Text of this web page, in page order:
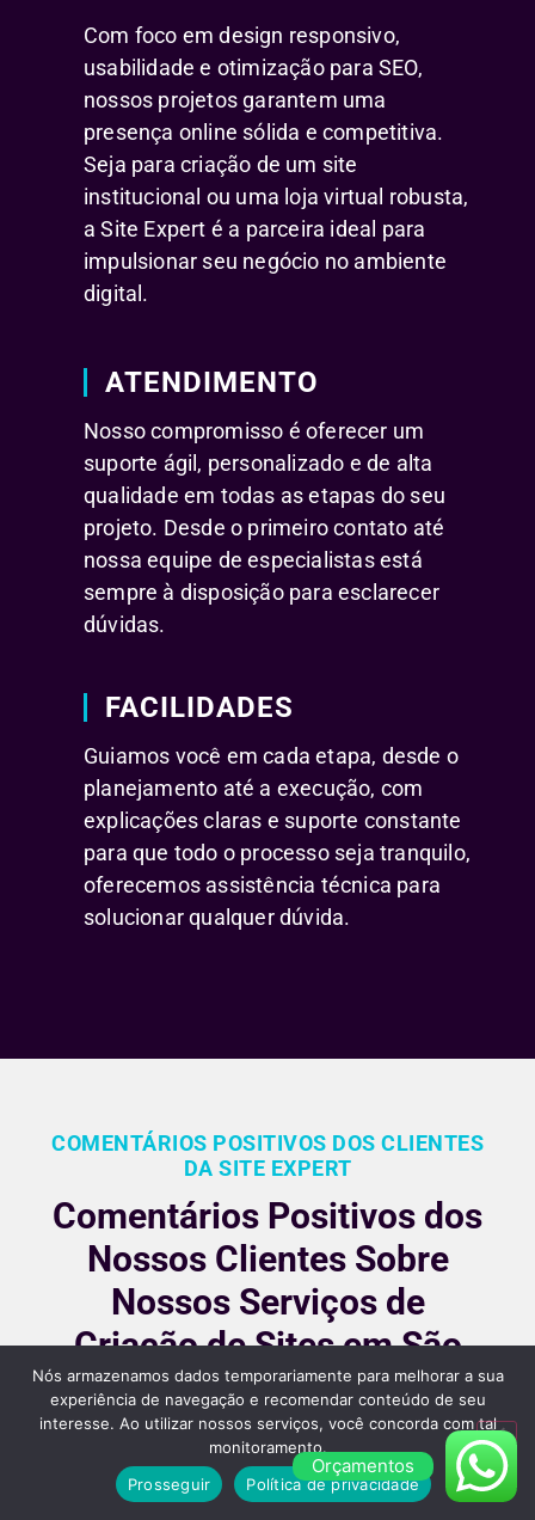
Com foco em design responsivo,
usabilidade e otimização para SEO,
nossos projetos garantem uma
presença online sólida e competitiva.
Seja para criação de um site
institucional ou uma loja virtual robusta,
a Site Expert é a parceira ideal para
impulsionar seu negócio no ambiente
digital.
ATENDIMENTO
Nosso compromisso é oferecer um
suporte ágil, personalizado e de alta
qualidade em todas as etapas do seu
projeto. Desde o primeiro contato até
nossa equipe de especialistas está
sempre à disposição para esclarecer
dúvidas.
FACILIDADES
Guiamos você em cada etapa, desde o
planejamento até a execução, com
explicações claras e suporte constante
para que todo o processo seja tranquilo,
oferecemos assistência técnica para
solucionar qualquer dúvida.
COMENTÁRIOS POSITIVOS DOS CLIENTES
DA SITE EXPERT
Comentários Positivos dos
Nossos Clientes Sobre
Nossos Serviços de
Criação de Sites em São
Paulo
Nossos clientes são fiéis pois gostara dos nossos
serviços e nos recomendam, veja alguns desses
comentários:
Orçamentos
Nós armazenamos dados temporariamente para melhorar a sua
experiência de navegação e recomendar conteúdo de seu
interesse. Ao utilizar nossos serviços, você concorda com tal
monitoramento.
Prosseguir
Política de privacidade